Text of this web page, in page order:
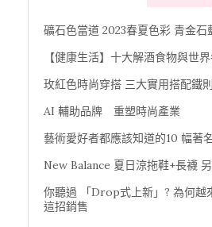
礦石色當道 2023春夏色彩 青金石
【健康生活】十大解酒食物與世
玫紅色時尚穿搭 三大實用搭配鐵則
AI 輔助品牌 重塑時尚產業
藝術愛好者都應該知道的10 幅著
New Balance 夏日涼拖鞋+長襪
你聽過 「Drop式上新」? 為何越
這招銷售